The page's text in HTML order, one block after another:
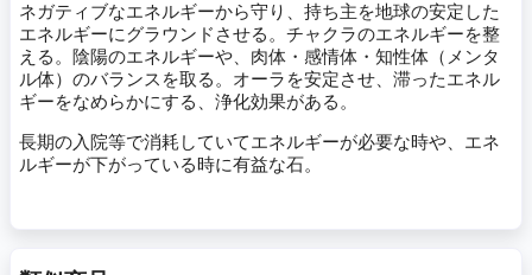
ネガティブなエネルギーから守り、持ち主を地球の安定した
エネルギーにグラウンドさせる。チャクラのエネルギーを整
える。陰陽のエネルギーや、肉体・感情体・知性体（メンタ
ル体）のバランスを取る。オーラを安定させ、滞ったエネル
ギーをなめらかにする、浄化効果がある。
長期の入院等で消耗していてエネルギーが必要な時や、エネ
ルギーが下がっている時に有益な石。